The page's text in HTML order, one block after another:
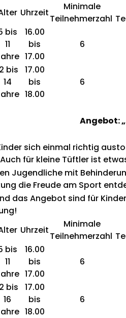
Uhrzeit
Minimale
Teilnehmerzahl
bis
11
16.00
bis
17.00
6
bis
14
17.00
bis
18.00
6
Angebot:
sich einmal richtig
für kleine Tüftler ist
Jugendliche mit
die Freude am Sport
das Angebot sind für
Uhrzeit
Minimale
Teilnehmerzahl
bis
11
16.00
bis
17.00
6
bis
16
17.00
bis
18.00
6